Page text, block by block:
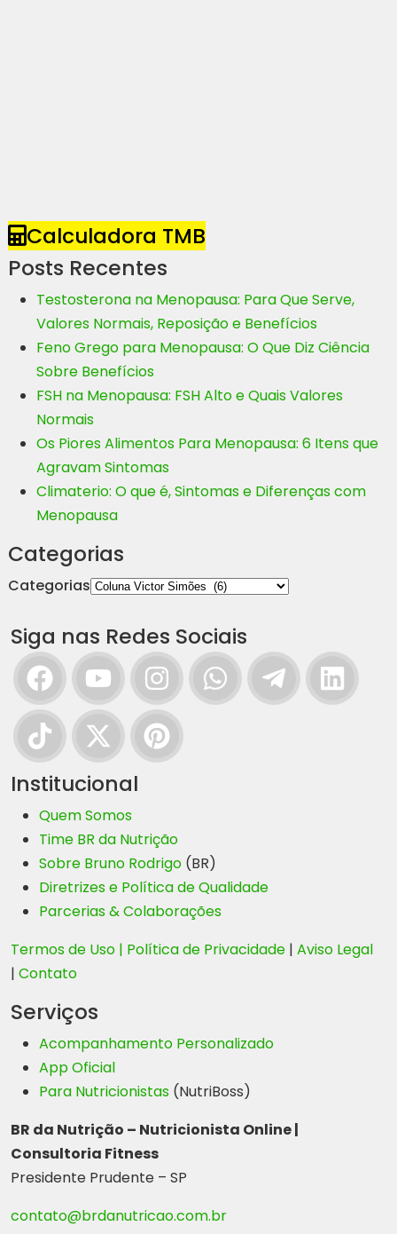
Calculadora TMB
Posts Recentes
Testosterona na Menopausa: Para Que Serve,
Valores Normais, Reposição e Benefícios
Feno Grego para Menopausa: O Que Diz Ciência
Sobre Benefícios
FSH na Menopausa: FSH Alto e Quais Valores
Normais
Os Piores Alimentos Para Menopausa: 6 Itens que
Agravam Sintomas
Climaterio: O que é, Sintomas e Diferenças com
Menopausa
Categorias
Categorias
Siga nas Redes Sociais
Institucional
Quem Somos
Time BR da Nutrição
Sobre Bruno Rodrigo (BR)
Diretrizes e Política de Qualidade
Parcerias & Colaborações
Termos de Uso | Política de Privacidade | Aviso Legal
| Contato
Serviços
Acompanhamento Personalizado
App Oficial
Para Nutricionistas (NutriBoss)
BR da Nutrição – Nutricionista Online |
Consultoria Fitness
Presidente Prudente – SP
contato@brdanutricao.com.br